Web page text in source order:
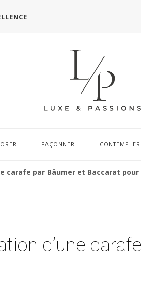
FAÇONNER CONTEMPLER
carafe par Bäumer et Baccarat pour
d’une